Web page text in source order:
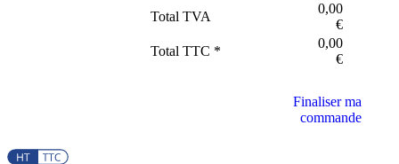
Total TVA
0,00
€
Total TTC *
0,00
€
Finaliser ma
commande